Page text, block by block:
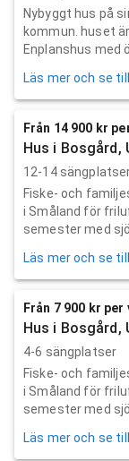
Nybyggt hus på
kommun. huset
Enplanshus med
Läs mer och se
Från 14 900 kr
Hus i Bosgård,
12-14
Fiske- och
i Småland för
semester med
Läs mer och se
Från 7 900 kr per
Hus i Bosgård,
4-6 sängplatser
Fiske- och
i Småland för
semester med
Läs mer och se